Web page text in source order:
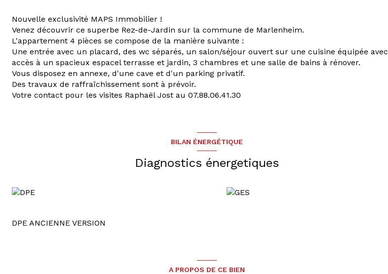
Nouvelle exclusivité MAPS Immobilier !
Venez découvrir ce superbe Rez-de-Jardin sur la commune de Marlenheim.
L'appartement 4 pièces se compose de la manière suivante :
Une entrée avec un placard, des wc séparés, un salon/séjour ouvert sur une cuisine équipée avec
accès à un spacieux espacel terrasse et jardin, 3 chambres et une salle de bains à rénover.
Vous disposez en annexe, d'une cave et d'un parking privatif.
Des travaux de raffraîchissement sont à prévoir.
Votre contact pour les visites Raphaël Jost au 07.88.06.41.30
BILAN ÉNERGÉTIQUE
Diagnostics énergetiques
DPE ANCIENNE VERSION
A PROPOS DE CE BIEN